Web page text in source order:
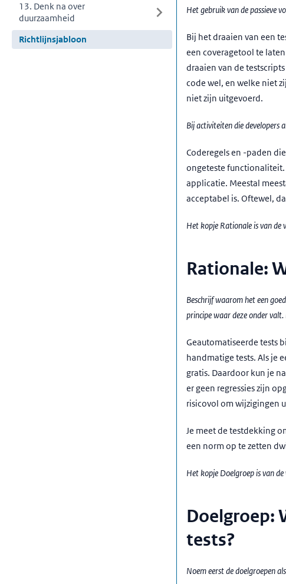
13. Denk na over
duurzaamheid
Richtlijnsjabloon
Het gebruik van de passieve
Bij het draaien van een
een coveragetool te
draaien van de
code wel, en welke niet
niet zijn uitgevoerd.
Bij activiteiten die developers
Coderegels en -paden
ongeteste functionaliteit.
applicatie. Meestal
acceptabel is. Oftewel,
Het kopje Rationale is van
Rationale:
Beschrijf waarom het een
principe waar deze onder
Geautomatiseerde tests
handmatige tests. Als je
gratis. Daardoor kun je
er geen regressies zijn
risicovol om wijzigingen
Je meet de testdekking
een norm op te zetten
Het kopje Doelgroep is van
Doelgroep:
tests?
Noem eerst de doelgroepen